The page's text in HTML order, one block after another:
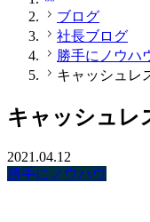
ブログ
社長ブログ
勝手にノウハ
キャッシュレ
キャッシュ
2021.04.12
勝手にノウハウ